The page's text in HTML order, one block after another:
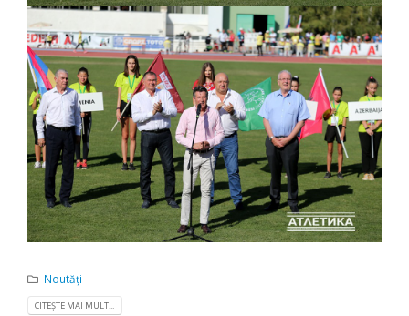
Noutăți
CITEȘTE MAI MULT...